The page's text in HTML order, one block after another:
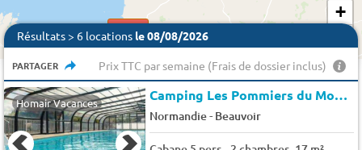
1067 €
+
Résultats > 6 locations le 08/08/2026
PARTAGER Prix TTC par semaine (Frais de dossier inclus)
Homair Vacances Camping Les Pommiers du Mont Saint Michel
Normandie- Beauvoir